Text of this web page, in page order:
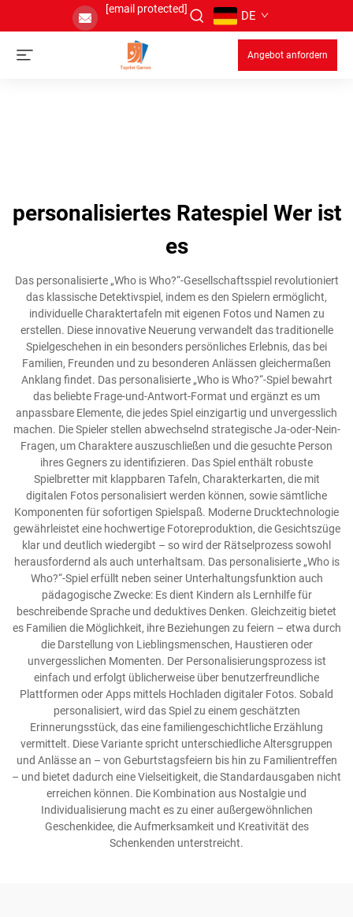
[email protected] DE
Angebot anfordern
personalisiertes Ratespiel Wer ist
es
Das personalisierte „Who is Who?“-Gesellschaftsspiel revolutioniert
das klassische Detektivspiel, indem es den Spielern ermöglicht,
individuelle Charaktertafeln mit eigenen Fotos und Namen zu
erstellen. Diese innovative Neuerung verwandelt das traditionelle
Spielgeschehen in ein besonders persönliches Erlebnis, das bei
Familien, Freunden und zu besonderen Anlässen gleichermaßen
Anklang findet. Das personalisierte „Who is Who?“-Spiel bewahrt
das beliebte Frage-und-Antwort-Format und ergänzt es um
anpassbare Elemente, die jedes Spiel einzigartig und unvergesslich
machen. Die Spieler stellen abwechselnd strategische Ja-oder-Nein-
Fragen, um Charaktere auszuschließen und die gesuchte Person
ihres Gegners zu identifizieren. Das Spiel enthält robuste
Spielbretter mit klappbaren Tafeln, Charakterkarten, die mit
digitalen Fotos personalisiert werden können, sowie sämtliche
Komponenten für sofortigen Spielspaß. Moderne Drucktechnologie
gewährleistet eine hochwertige Fotoreproduktion, die Gesichtszüge
klar und deutlich wiedergibt – so wird der Rätselprozess sowohl
herausfordernd als auch unterhaltsam. Das personalisierte „Who is
Who?“-Spiel erfüllt neben seiner Unterhaltungsfunktion auch
pädagogische Zwecke: Es dient Kindern als Lernhilfe für
beschreibende Sprache und deduktives Denken. Gleichzeitig bietet
es Familien die Möglichkeit, ihre Beziehungen zu feiern – etwa durch
die Darstellung von Lieblingsmenschen, Haustieren oder
unvergesslichen Momenten. Der Personalisierungsprozess ist
einfach und erfolgt üblicherweise über benutzerfreundliche
Plattformen oder Apps mittels Hochladen digitaler Fotos. Sobald
personalisiert, wird das Spiel zu einem geschätzten
Erinnerungsstück, das eine familiengeschichtliche Erzählung
vermittelt. Diese Variante spricht unterschiedliche Altersgruppen
und Anlässe an – von Geburtstagsfeiern bis hin zu Familientreffen
– und bietet dadurch eine Vielseitigkeit, die Standardausgaben nicht
erreichen können. Die Kombination aus Nostalgie und
Individualisierung macht es zu einer außergewöhnlichen
Geschenkidee, die Aufmerksamkeit und Kreativität des
Schenkenden unterstreicht.